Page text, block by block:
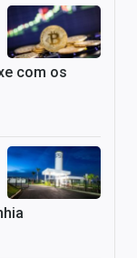
com os